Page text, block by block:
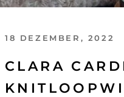
18 DEZEMBER, 2022
CLARA